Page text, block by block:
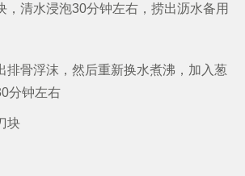
，清水浸泡30分钟左右，捞出沥水备用
排骨浮沫，然后重新换水煮沸，加入葱
分钟左右
块